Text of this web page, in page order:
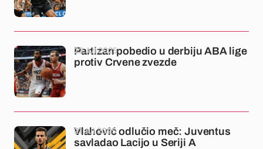
Partizan pobedio u derbiju ABA lige
protiv Crvene zvezde
22 Jul 2025
Vlahović odlučio meč: Juventus
savladao Lacijo u Seriji A
21 Jul 2025